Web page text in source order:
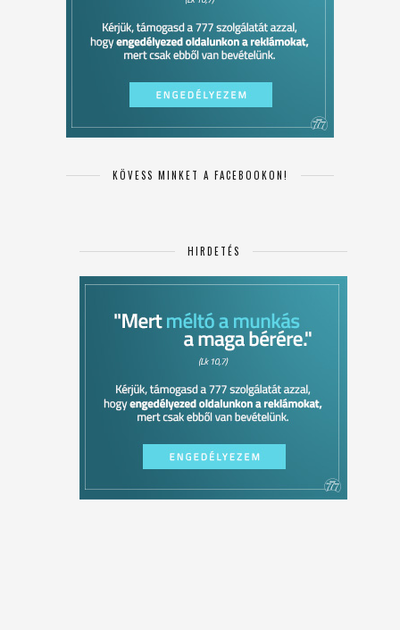
KÖVESS MINKET A FACEBOOKON!
HIRDETÉS